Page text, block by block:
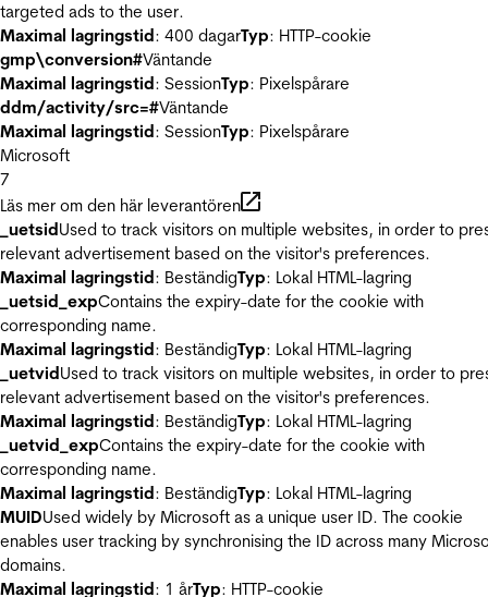
targeted ads to the user.
Maximal lagringstid: 400 dagarTyp: HTTP-cookie
gmp\conversion#Väntande
Maximal lagringstid: SessionTyp: Pixelspårare
ddm/activity/src=#Väntande
Maximal lagringstid: SessionTyp: Pixelspårare
Microsoft
7
Läs mer om den här leverantören
_uetsidUsed to track visitors on multiple websites, in order to
relevant advertisement based on the visitor's preferences.
Maximal lagringstid: BeständigTyp: Lokal HTML-lagring
_uetsid_expContains the expiry-date for the cookie with
corresponding name.
Maximal lagringstid: BeständigTyp: Lokal HTML-lagring
_uetvidUsed to track visitors on multiple websites, in order to
relevant advertisement based on the visitor's preferences.
Maximal lagringstid: BeständigTyp: Lokal HTML-lagring
_uetvid_expContains the expiry-date for the cookie with
corresponding name.
Maximal lagringstid: BeständigTyp: Lokal HTML-lagring
MUIDUsed widely by Microsoft as a unique user ID. The cookie
enables user tracking by synchronising the ID across many
domains.
Maximal lagringstid: 1 årTyp: HTTP-cookie